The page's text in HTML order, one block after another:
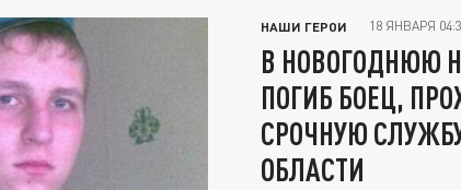
НАШИ ГЕРОИ 18 ЯНВАРЯ
В НОВОГОДНЮЮ
ПОГИБ БОЕЦ,
СРОЧНУЮ
ОБЛАСТИ